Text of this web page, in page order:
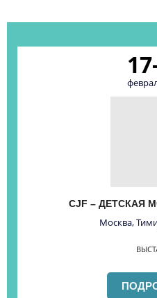
CJF – ДЕТСКАЯ
Москва,